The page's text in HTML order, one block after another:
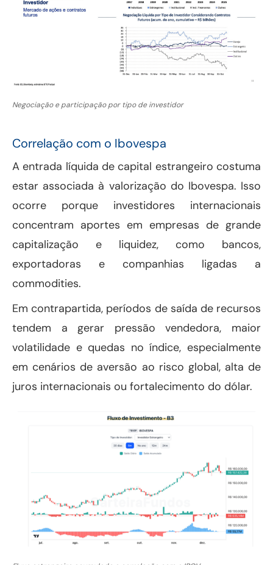
Negociação e participação por tipo de investidor
Correlação com o Ibovespa
A entrada líquida de capital estrangeiro costuma
estar associada à valorização do Ibovespa. Isso
ocorre porque investidores internacionais
concentram aportes em empresas de grande
capitalização e liquidez, como bancos,
exportadoras e companhias ligadas a
commodities.
Em contrapartida, períodos de saída de recursos
tendem a gerar pressão vendedora, maior
volatilidade e quedas no índice, especialmente
em cenários de aversão ao risco global, alta de
juros internacionais ou fortalecimento do dólar.